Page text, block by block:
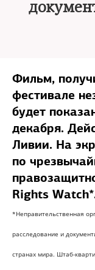
Фильм,
фестивале
будет
декабря.
Ливии. На
по
Rights
*Неправительственная
расследование и
странах мира. Штаб-